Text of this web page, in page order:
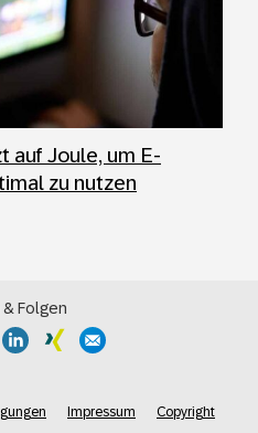
auf Joule, um E-
zu nutzen
& Folgen
Impressum Copyright